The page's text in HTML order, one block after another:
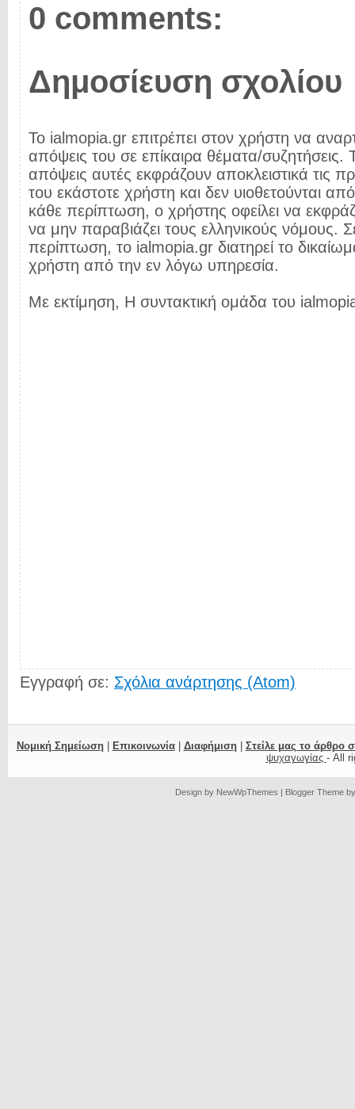
0 comments:
Δημοσίευση σχολίου
Το ialmopia.gr επιτρέπει στον χρήστη να
απόψεις του σε επίκαιρα θέματα/συζητήσεις.
απόψεις αυτές εκφράζουν αποκλειστικά τις
του εκάστοτε χρήστη και δεν υιοθετούνται
κάθε περίπτωση, ο χρήστης οφείλει να
να μην παραβιάζει τους ελληνικούς νόμους.
περίπτωση, το ialmopia.gr διατηρεί το
χρήστη από την εν λόγω υπηρεσία.
Με εκτίμηση, Η συντακτική ομάδα του
Εγγραφή σε: Σχόλια ανάρτησης (Atom)
Νομική Σημείωση| Επικοινωνία| Διαφήμιση| Στείλε μας το άρθρο
ψυχαγωγίας - All
Design by NewWpThemes | Blogger Theme